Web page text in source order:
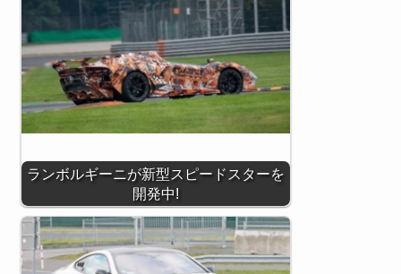
ランボルギーニが新型スピードスターを
開発中!